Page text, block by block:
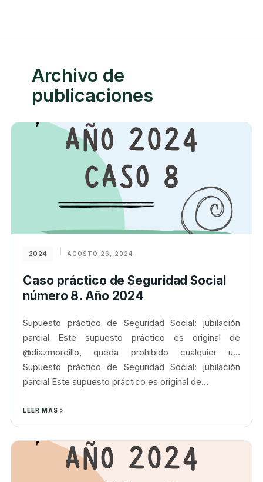
Archivo de
publicaciones
2024 AGOSTO 26, 2024
Caso práctico de Seguridad Social
número 8. Año 2024
Supuesto práctico de Seguridad Social: jubilación
parcial Este supuesto práctico es original de
@diazmordillo, queda prohibido cualquier u...
Supuesto práctico de Seguridad Social: jubilación
parcial Este supuesto práctico es original de...
LEER MÁS